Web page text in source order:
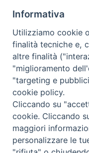
Curia Piombino:
Via Don Minzoni,58/
E-mail:
Privacy policy -
Informativa
Utilizziamo cookie
finalità tecniche e,
altre finalità
"miglioramento
"targeting e
cookie policy.
Cliccando su
cookie. Cliccando
maggiori
personalizzare le